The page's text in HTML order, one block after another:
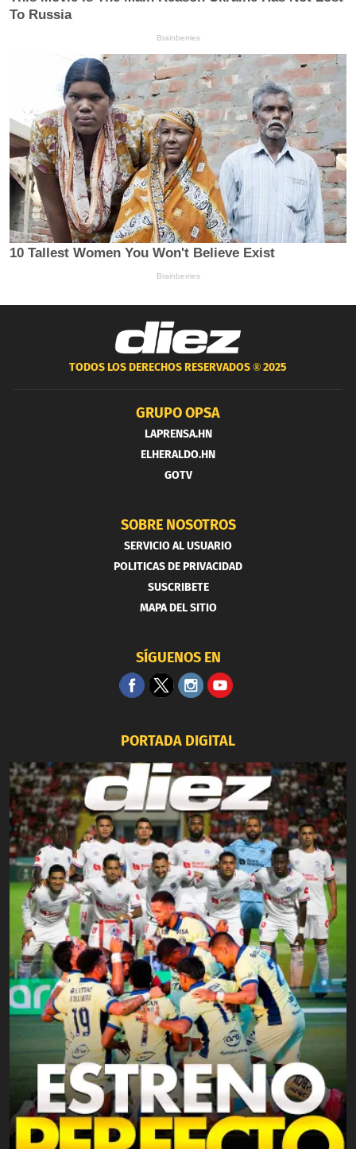
TODOS LOS DERECHOS RESERVADOS ®2025
GRUPO OPSA
LAPRENSA.HN
ELHERALDO.HN
GOTV
SOBRE NOSOTROS
SERVICIO AL USUARIO
POLITICAS DE PRIVACIDAD
SUSCRIBETE
MAPA DEL SITIO
SÍGUENOS EN
PORTADA DIGITAL